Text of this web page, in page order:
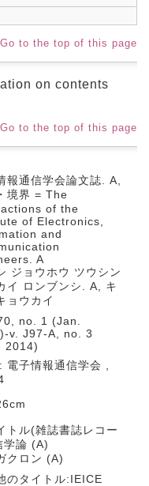
Go to the top of this page
on contents
Go to the top of this page
報通信学会論文誌. A,
境界 = The
of the
of Electronics,
and
A
ジョウホウ ツウシン
イ ロンブンシ. A, キ
ョウカイ
no. 1 (Jan.
v. J97-A, no. 3
2014)
電子情報通信学会 ,
トル(雑誌書誌レコー
学論 (A)
クロン (A)
のタイトル:IEICE